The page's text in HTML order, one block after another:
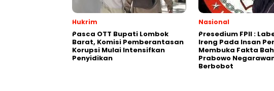
Hukrim
Pasca OTT Bupati Lombok
Barat, Komisi Pemberantasan
Korupsi Mulai Intensifkan
Penyidikan
Nasional
Presedium FPII :
Ireng Pada Insan
Membuka Fakta
Prabowo
Berbobot